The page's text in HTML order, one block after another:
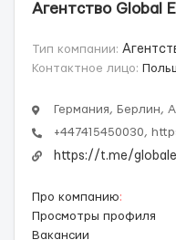
Агентство Global
Тип компании:
Контактное лицо:
Германия, Берлин,
+447415450030,
https://t.me/
Про компанию:
Просмотры профиля
Вакансии